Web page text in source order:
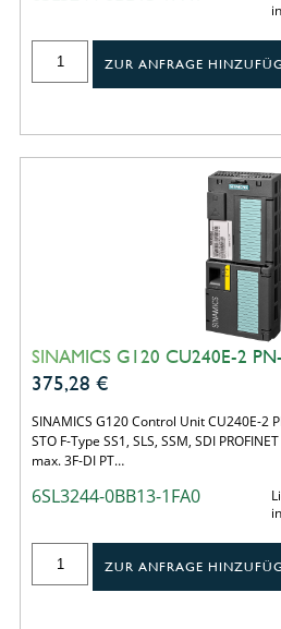
ZUR ANFRAGE
SINAMICS G120 CU240E-2
375,28 €
SINAMICS G120 Control Unit CU240E-2
STO F-Type SS1, SLS, SSM, SDI
max. 3F-DI PT…
6SL3244-0BB13-1FA0
ZUR ANFRAGE